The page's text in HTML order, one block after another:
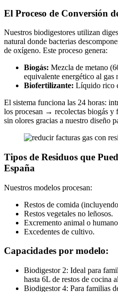
El Proceso de Conversión
Nuestros biodigestores utilizan
natural donde bacterias
de oxígeno. Este proceso genera:
Biogás: Mezcla de metano
equivalente energético al gas
Biofertilizante: Líquido rico
El sistema funciona las 24 horas:
los procesan → recolectas biogás y
sin olores gracias a nuestro diseño
Tipos de Residuos que
España
Nuestros modelos procesan:
Restos de comida
Restos vegetales no leñosos.
Excremento animal o
Excedentes de cultivo.
Capacidades por modelo:
Biodigestor 2: Ideal para
hasta 6L de restos de cocina
Biodigestor 4: Para familias